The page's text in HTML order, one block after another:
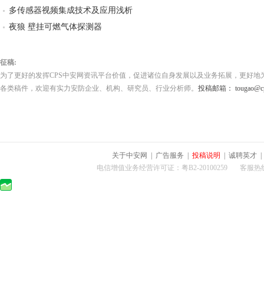
多传感器视频集成技术及应用浅析
夜狼 壁挂可燃气体探测器
征稿:
为了更好的发挥CPS中安网资讯平台价值，促进诸位自身发展以及业务拓展，更好
各类稿件，欢迎有实力安防企业、机构、研究员、行业分析师。 投稿邮箱：
关于中安网 广告服务 投稿说明 诚聘英才
电信增值业务经营许可证：粤B2-20100259 客服